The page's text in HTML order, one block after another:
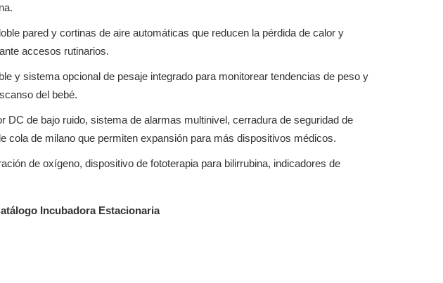
pared y cortinas de aire automáticas que reducen la pérdida de calor y
accesos rutinarios.
y sistema opcional de pesaje integrado para monitorear tendencias de peso y
del bebé.
DC de bajo ruido, sistema de alarmas multinivel, cerradura de seguridad de
cola de milano que permiten expansión para más dispositivos médicos.
de oxígeno, dispositivo de fototerapia para bilirrubina, indicadores de
Incubadora Estacionaria